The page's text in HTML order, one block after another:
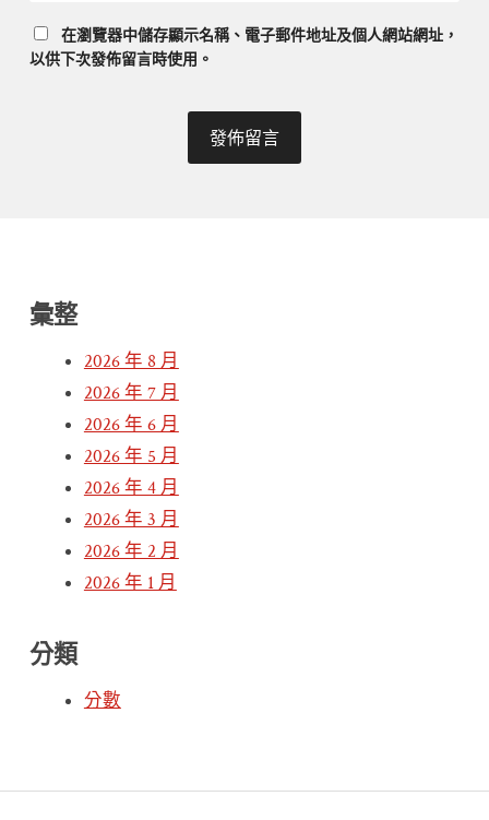
在瀏覽器中儲存顯示名稱、電子郵件地址及個人網站網址，
以供下次發佈留言時使用。
彙整
2026 年 8 月
2026 年 7 月
2026 年 6 月
2026 年 5 月
2026 年 4 月
2026 年 3 月
2026 年 2 月
2026 年 1 月
分類
分數